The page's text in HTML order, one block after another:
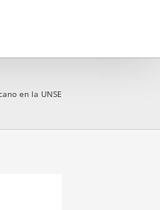
en la UNSE